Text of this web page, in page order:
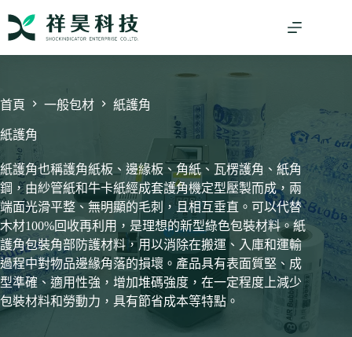
容
首頁 一般包材 紙護角
紙護角
紙護角也稱護角紙板、邊緣板、角紙、瓦楞護角、紙角
鋼，由紗管紙和牛卡紙經成套護角機定型壓製而成，兩
端面光滑平整、無明顯的毛刺，且相互垂直。可以代替
木材100%回收再利用，是理想的新型綠色包裝材料。紙
護角包裝角部防護材料，用以消除在搬運、入庫和運輸
過程中對物品邊緣角落的損壞。產品具有表面質堅、成
型準確、適用性強，增加堆碼強度，在一定程度上減少
包裝材料和勞動力，具有節省成本等特點。